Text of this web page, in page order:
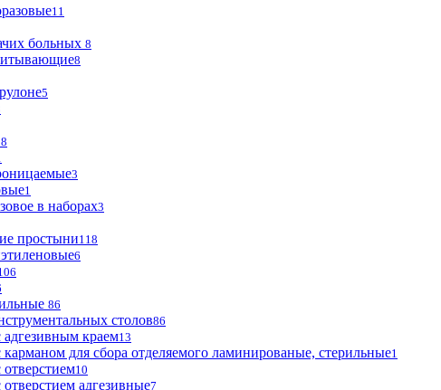
11
больных 8
8
5
8
3
1
в наборах3
простыни118
6
86
столов86
краем13
для сбора отделяемого ламинированые, стерильные1
10
адгезивные7